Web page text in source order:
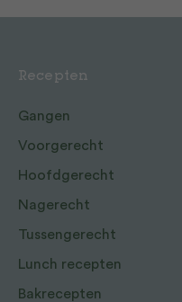
Recepten
Gangen
Voorgerecht
Hoofdgerecht
Nagerecht
Tussengerecht
Lunch recepten
Bakrecepten